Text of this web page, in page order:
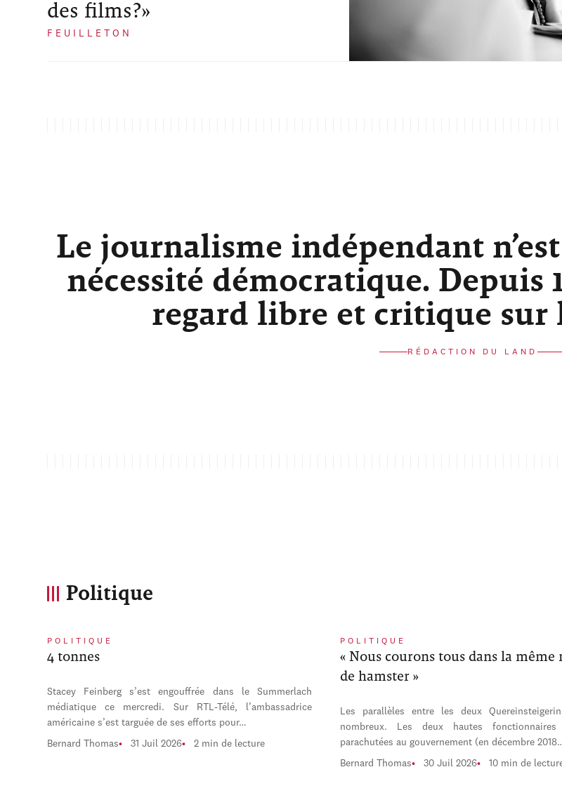
des films?»
FEUILLETON
Le journalisme indépendant
nécessité démocratique. Depuis
regard libre et critique sur
RÉDACTION DU LAND
Politique
POLITIQUE
4 tonnes
Stacey Feinberg s’est engouffrée dans le Summerlach
médiatique ce mercredi. Sur RTL-Télé, l’ambassadrice
américaine s’est targuée de ses efforts pour…
Bernard Thomas 31 Juil 2026 2 min de lecture
POLITIQUE
« Nous courons tous dans la même
de hamster »
Les parallèles entre les deux
nombreux. Les deux hautes
parachutées au gouvernement (en décembre
Bernard Thomas 30 Juil 2026 10 min de